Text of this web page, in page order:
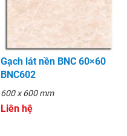
Gạch lát nền BNC 60×60
BNC602
600 x 600 mm
Liên hệ